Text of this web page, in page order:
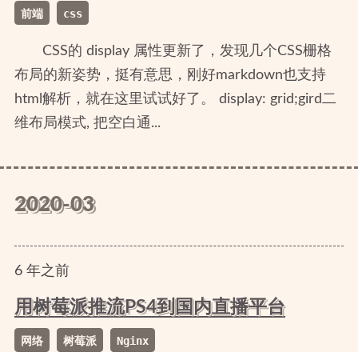
前端 css
CSS的 display 属性更新了，发现几个CSS栅格
布局的新姿势，挺有意思，刚好markdown也支持
html解析，就在这里试试好了。 display: grid;gird二
维布局模式, 把空白通...
2020-03
6年之前
用树莓派推流PS4到国内直播平台
网络 树莓派 Nginx